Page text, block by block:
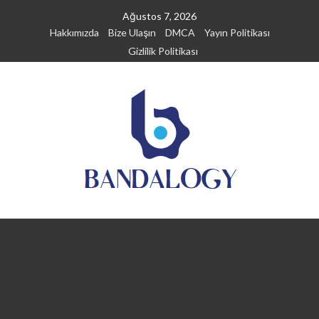
Ağustos 7, 2026
Hakkımızda
Bize Ulaşın DMCA
Yayın Politikası
Gizlilik Politikası